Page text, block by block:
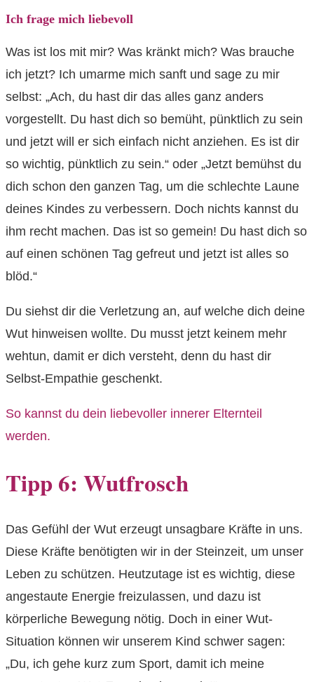
Ich frage mich liebevoll
Was ist los mit mir? Was kränkt mich? Was brauche
ich jetzt? Ich umarme mich sanft und sage zu mir
selbst: „Ach, du hast dir das alles ganz anders
vorgestellt. Du hast dich so bemüht, pünktlich zu sein
und jetzt will er sich einfach nicht anziehen. Es ist dir
so wichtig, pünktlich zu sein.“ oder „Jetzt bemühst du
dich schon den ganzen Tag, um die schlechte Laune
deines Kindes zu verbessern. Doch nichts kannst du
ihm recht machen. Das ist so gemein! Du hast dich so
auf einen schönen Tag gefreut und jetzt ist alles so
blöd.“
Du siehst dir die Verletzung an, auf welche dich deine
Wut hinweisen wollte. Du musst jetzt keinem mehr
wehtun, damit er dich versteht, denn du hast dir
Selbst-Empathie geschenkt.
So kannst du dein liebevoller innerer Elternteil
werden.
Tipp 6: Wutfrosch
Das Gefühl der Wut erzeugt unsagbare Kräfte in uns.
Diese Kräfte benötigten wir in der Steinzeit, um unser
Leben zu schützen. Heutzutage ist es wichtig, diese
angestaute Energie freizulassen, und dazu ist
körperliche Bewegung nötig. Doch in einer Wut-
Situation können wir unserem Kind schwer sagen:
„Du, ich gehe kurz zum Sport, damit ich meine